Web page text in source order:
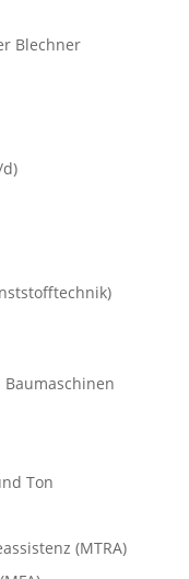
Blechner
Ton
(MTRA)